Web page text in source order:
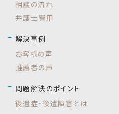
相談の流れ
弁護士費用
解決事例
お客様の声
推薦者の声
問題解決のポイント
後遺症・後遺障害とは